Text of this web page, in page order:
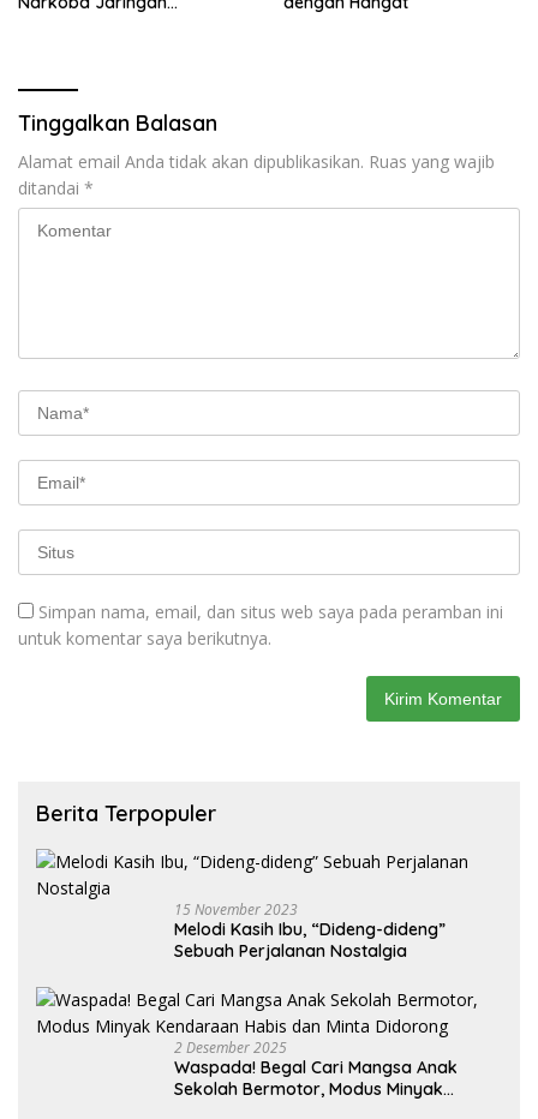
Tinggalkan Balasan
Alamat email Anda tidak akan dipublikasikan. Ruas yang wajib
ditandai *
Simpan nama, email, dan situs web saya pada peramban ini
untuk komentar saya berikutnya.
Berita Terpopuler
15 November 2023
Melodi Kasih Ibu, “Dideng-dideng”
Sebuah Perjalanan Nostalgia
2 Desember 2025
Waspada! Begal Cari Mangsa Anak
Sekolah Bermotor, Modus Minyak